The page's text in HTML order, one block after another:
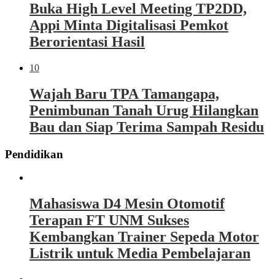
Buka High Level Meeting TP2DD,
Appi Minta Digitalisasi Pemkot
Berorientasi Hasil
10
Wajah Baru TPA Tamangapa,
Penimbunan Tanah Urug Hilangkan
Bau dan Siap Terima Sampah Residu
Pendidikan
Mahasiswa D4 Mesin Otomotif
Terapan FT UNM Sukses
Kembangkan Trainer Sepeda Motor
Listrik untuk Media Pembelajaran